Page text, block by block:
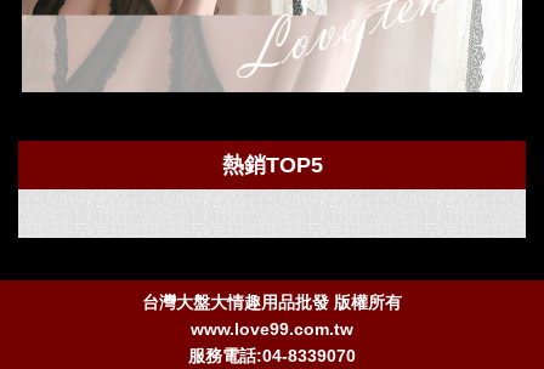
熱銷TOP5
台灣大盤大情趣用品批發 版權所有
www.love99.com.tw
服務電話:04-8339070